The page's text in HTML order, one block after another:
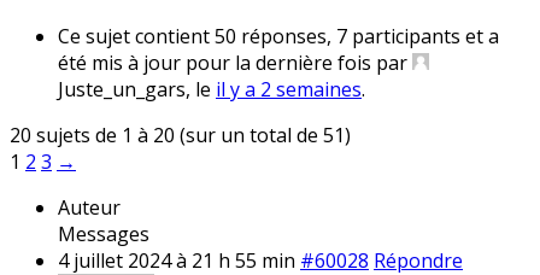
Ce sujet contient 50 réponses, 7 participants et a
été mis à jour pour la dernière fois par
Juste_un_gars, le il y a 2 semaines.
20 sujets de 1 à 20 (sur un total de 51)
1 2 3 →
Auteur
Messages
4 juillet 2024 à 21 h 55 min #60028 Répondre